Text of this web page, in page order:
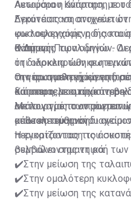
Λεωφόρου Κάππαρη, με
Δερύνειας να στοχεύει
κυκλοφοριακής ροής και
αναμονής των οδηγών. Οι
τη διάρκεια των
την πραγματική κίνηση,
και αποτελεσματικότερη
Αυτούσια η ανάρτηση του
Εγκατάσταση ανιχνευτών
φωτοελεγχόμενη
Κάππαρη.
Ο Δήμος Παραλιμνίου -
ότι ολοκληρώθηκε η
στη φωτοελεγχόμενη
Κάππαρη, με στόχο τη
λειτουργίας των
μείωση του χρόνου
Οι νέοι αισθητήρες
διάρκειας του πράσινου
ανάλογα με τον
κάθε κατεύθυνση.
Με τον τρόπο αυτό
αποτελεσματική
περιορίζοντας τις
βελτιώνοντας τη ροή
Η εγκατάσταση του
συμβάλει σημαντικά:
✔️Στην μείωση της
✔️Στην ομαλότερη
✔️Στην μείωση της